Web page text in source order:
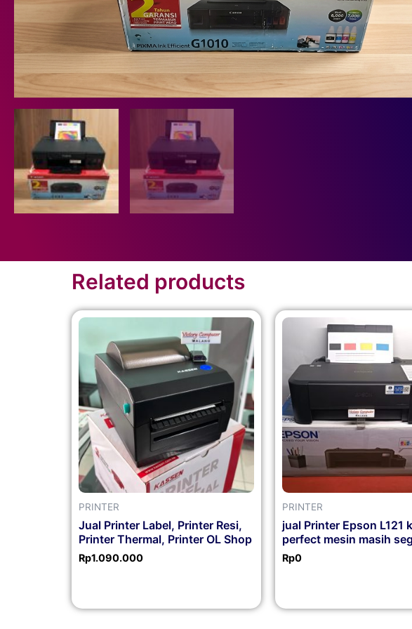
Related products
PRINTER
Jual Printer Label, Printer Resi,
Printer Thermal, Printer OL Shop
Rp1.090.000
PRINTER
jual Printer Epson L121
perfect mesin masih
Rp0